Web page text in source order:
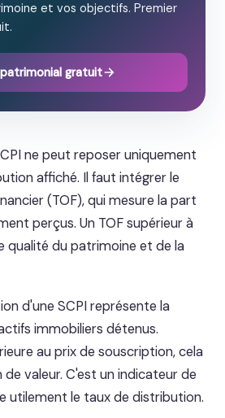
et vos objectifs. Premier
gratuit
ne peut reposer uniquement
affiché. Il faut intégrer le
(TOF), qui mesure la part
perçus. Un TOF supérieur à
qualité du patrimoine et de la
d'une SCPI représente la
immobiliers détenus.
au prix de souscription, cela
valeur. C'est un indicateur de
utilement le taux de distribution.